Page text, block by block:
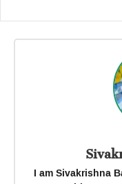
I am Sivakrishna